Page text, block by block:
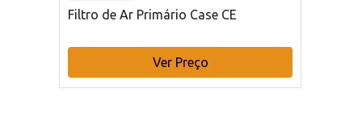
Filtro de Ar Primário Case CE
Ver Preço